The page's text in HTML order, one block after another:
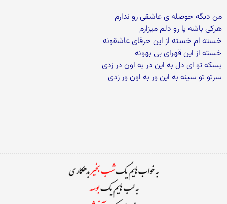
من دیگه حوصله ی عاشقی رو ندارم
هرکی باشه پا رو دلم میزارم
خسته ام خسته از این حرفای عاشقونه
خسته از این قهرای بی بهونه
بسکه تو ای دل به این در به اون در زدی
سرتو تو سینه به این ور به اون ور زدی